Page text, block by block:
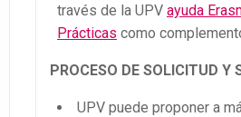
través de la UPV ayuda
Prácticas como
PROCESO DE SOLICITUD Y
UPV puede proponer a